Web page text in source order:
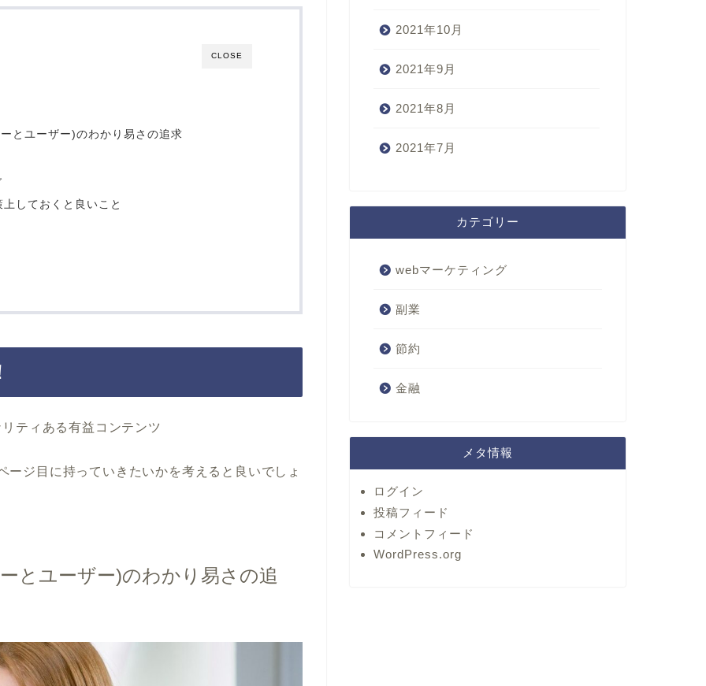
CLOSE
とユーザー)のわかり易さの追求
しておくと良いこと
ティある有益コンテンツ
ジ目に持っていきたいかを考えると良いでしょ
とユーザー)のわかり易さの追
2021年10月
2021年9月
2021年8月
2021年7月
カテゴリー
webマーケティング
副業
節約
金融
メタ情報
ログイン
投稿フィード
コメントフィード
WordPress.org